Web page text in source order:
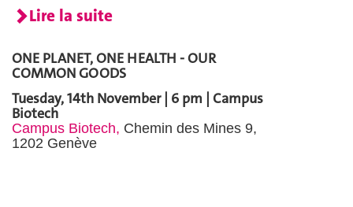
Lire la suite
ONE PLANET, ONE HEALTH - OUR
COMMON GOODS
Tuesday,14th November | 6 pm | Campus
Biotech
Campus Biotech, Chemin des Mines 9,
1202 Genève